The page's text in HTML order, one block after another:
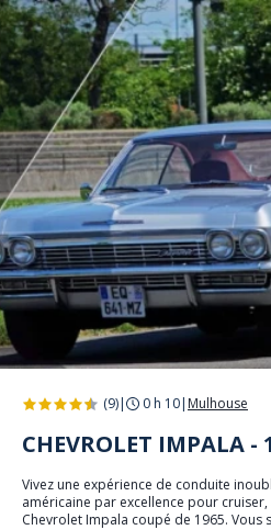
Panneau de gestion des cookies
(9)| 0 h 10| Mulhouse
CHEVROLET IMPALA -
Vivez une expérience de conduite
américaine par excellence pour
Chevrolet Impala coupé de 1965. Vous